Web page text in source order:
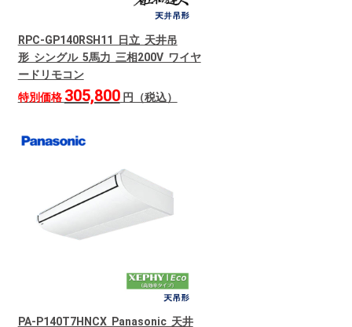
RPC-GP140RSH11 日立 天井吊
形 シングル 5馬力 三相200V ワイヤ
ードリモコン
特別価格 305,800円（税込）
PA-P140T7HNCX Panasonic 天井